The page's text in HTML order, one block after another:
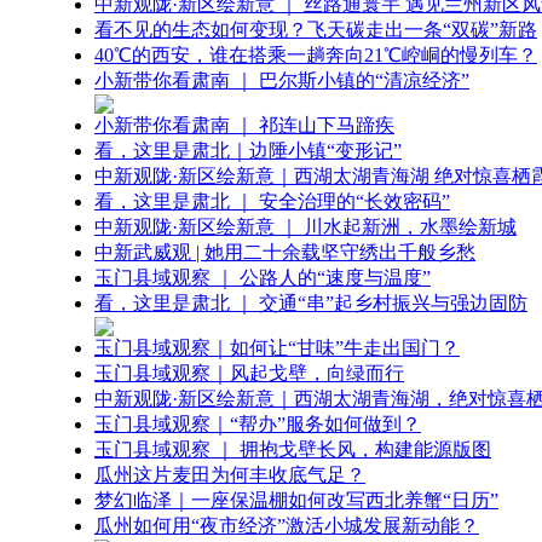
中新观陇·新区绘新意 ｜ 丝路通寰宇 遇见兰州新区
看不见的生态如何变现？飞天碳走出一条“双碳”新路
40℃的西安，谁在搭乘一趟奔向21℃崆峒的慢列车？
小新带你看肃南 ｜ 巴尔斯小镇的“清凉经济”
小新带你看肃南 ｜ 祁连山下马蹄疾
看，这里是肃北｜边陲小镇“变形记”
中新观陇·新区绘新意｜西湖太湖青海湖 绝对惊喜栖
看，这里是肃北 ｜ 安全治理的“长效密码”
中新观陇·新区绘新意 ｜ 川水起新洲，水墨绘新城
中新武威观 | 她用二十余载坚守绣出千般乡愁
玉门县域观察 ｜ 公路人的“速度与温度”
看，这里是肃北 ｜ 交通“串”起乡村振兴与强边固防
玉门县域观察｜如何让“甘味”牛走出国门？
玉门县域观察｜风起戈壁，向绿而行
中新观陇·新区绘新意｜西湖太湖青海湖，绝对惊喜
玉门县域观察｜“帮办”服务如何做到？
玉门县域观察 ｜ 拥抱戈壁长风，构建能源版图
瓜州这片麦田为何丰收底气足？
梦幻临泽｜一座保温棚如何改写西北养蟹“日历”
瓜州如何用“夜市经济”激活小城发展新动能？